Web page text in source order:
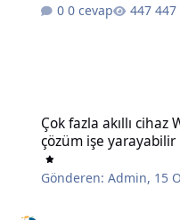
0 cevap
Çok fazla akıllı cihaz
çözüm işe yarayabilir
Gönderen:Admin, 15